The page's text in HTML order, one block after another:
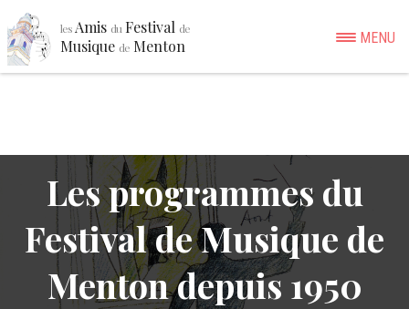
les Amis du Festival de
Musique de Menton MENU
Les programmes du
Festival de Musique de
Menton depuis 1950